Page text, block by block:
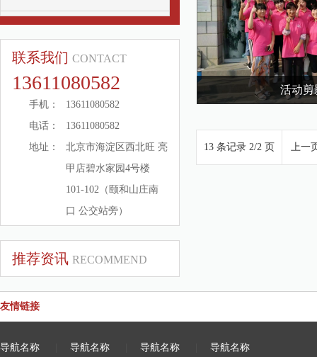
联系我们 CONTACT
13611080582
手机：
13611080582
电话：
13611080582
地址：
北京市海淀区西北旺 亮
甲店碧水家园4号楼
101-102（颐和山庄南
口 公交站旁）
推荐资讯 RECOMMEND
活动剪
13 条记录 2/2 页 上一
友情链接
导航名称 导航名称 导航名称 导航名称